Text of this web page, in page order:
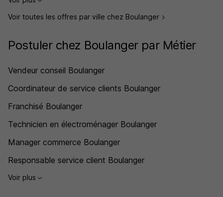
Voir toutes les offres par ville chez Boulanger
Postuler chez Boulanger par Métier
Vendeur conseil Boulanger
Coordinateur de service clients Boulanger
Franchisé Boulanger
Technicien en électroménager Boulanger
Manager commerce Boulanger
Responsable service client Boulanger
Voir plus